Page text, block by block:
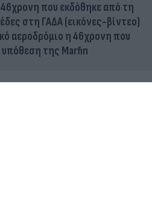
που εκδόθηκε από τη
στη ΓΑΔΑ (εικόνες-βίντεο)
αεροδρόμιο η 46χρονη που
υπόθεση της Marfin